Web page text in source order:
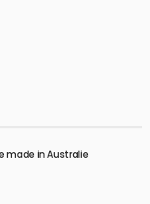
made in Australie